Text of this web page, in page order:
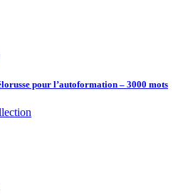
pour l’autoformation – 3000 mots